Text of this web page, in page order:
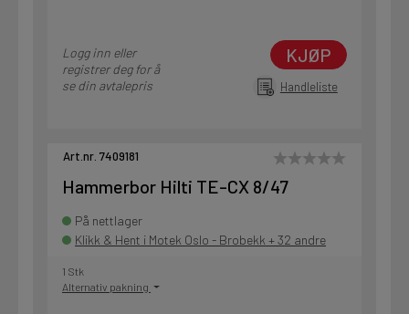
Logg inn eller
registrer deg for å
se din avtalepris
KJØP
Handleliste
Art.nr. 7409181
Hammerbor Hilti TE-CX 8/47
På nettlager
Klikk & Hent i Motek Oslo - Brobekk + 32 andre
1 Stk
Alternativ pakning